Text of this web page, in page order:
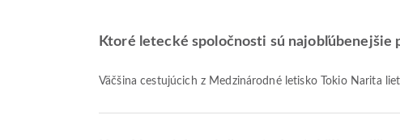
Ktoré letecké spoločnosti sú
Väčšina cestujúcich z Medzinárodné letisko Tokio Narita